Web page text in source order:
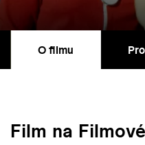
O filmu
Film na